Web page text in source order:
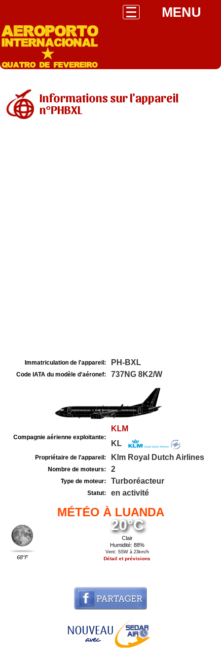
MENU
Informations sur l'appareil
n°PHBXL
Immatriculation de l'appareil: PH-BXL
Code IATA du modèle d'aéronef: 737NG 8K2/W
Compagnie aérienne exploitante:
KLM
KL
Propriétaire de l'appareil: Klm Royal Dutch Airlines
Nombre de moteurs: 2
Type de moteur: Turboréacteur
Statut: en activité
MÉTÉO À LUANDA
68°F
20°C
Clair
Humidité: 88%
Vent: SSW à 23km/h
Détail et prévisions